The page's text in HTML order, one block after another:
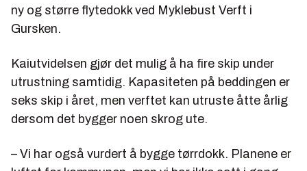
ny og større flytedokk ved Myklebust Verft i
Gursken.
Kaiutvidelsen gjør det mulig å ha fire skip under
utrustning samtidig. Kapasiteten på beddingen er
seks skip i året, men verftet kan utruste åtte årlig
dersom det bygger noen skrog ute.
– Vi har også vurdert å bygge tørrdokk. Planene er